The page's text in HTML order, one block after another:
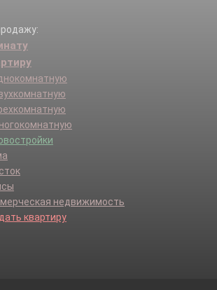
недвижимость
квартиру